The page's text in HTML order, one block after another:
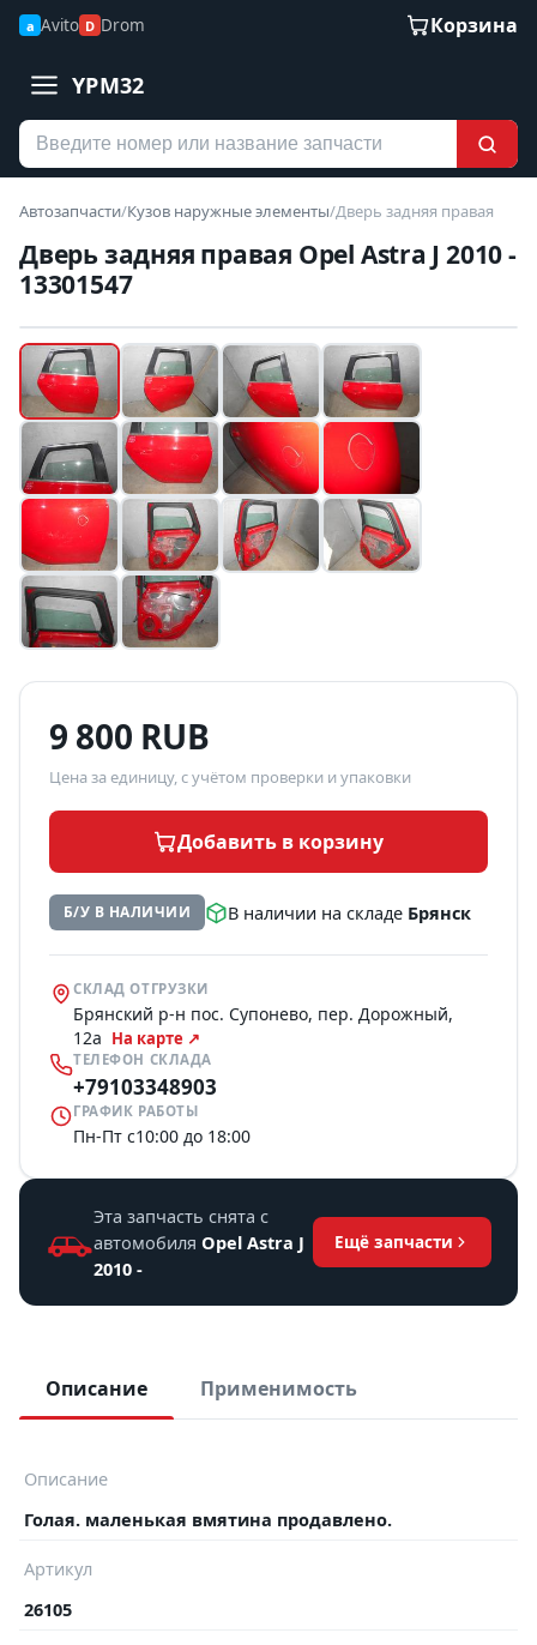
a Avito D Drom Корзина
YPM32
Автозапчасти/Кузов наружные элементы/Дверь задняя правая
Дверь задняя правая Opel Astra J 2010 -
13301547
Б/У В НАЛИЧИИ
9 800 RUB
Цена за единицу, с учётом проверки и упаковки
Добавить в корзину
Б/У В НАЛИЧИИ В наличии на складе Брянск
СКЛАД ОТГРУЗКИ
Брянский р-н пос. Супонево, пер. Дорожный,
12а На карте ↗
ТЕЛЕФОН СКЛАДА
+79103348903
ГРАФИК РАБОТЫ
Пн-Пт с10:00 до 18:00
Эта запчасть снята с
автомобиля Opel Astra J
2010 -
Ещё запчасти
Описание Применимость
Описание
Голая. маленькая вмятина продавлено.
Артикул
26105